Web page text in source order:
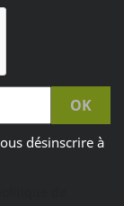
désinscrire à